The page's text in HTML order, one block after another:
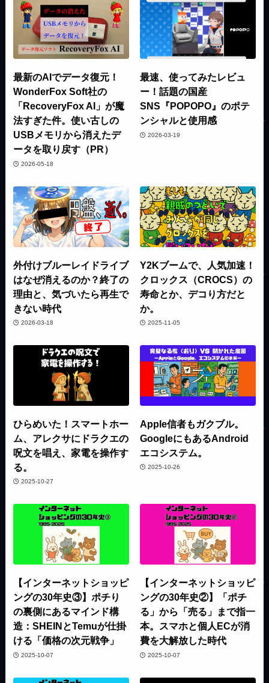
最新のAIでデータ復元！
WonderFox Soft社の
「RecoveryFox AI」が魔
法すぎた件。使い古しの
USBメモリから消えたデ
ータを取り戻す（PR）
2026-05-18
最速、使ってみたレビュ
ー！話題の国産
SNS『POPOPO』のポテ
ンシャルと使用感
2026-03-19
外付けブルーレイドライブ
はなぜ消えるのか？終了の
理由と、気づいたら再生で
きない時代
2026-03-18
Y2Kブームで、人気加速！
クロックス（CROCS）の
寿命とか、デコり方だと
か。
2025-11-05
ひらめいた！スマートホー
ム、アレクサにドラクエの
呪文を唱え、家電を操作す
る。
2025-10-27
Apple信者もガクブル。
GoogleにもあるAndroid
エコシステム。
2025-10-26
【インターネットショッピ
ングの30年史③】ポチり
の裏側にあるマインド構
造：SHEINとTemuが仕掛
ける「価格の次元戦争」
2025-10-07
【インターネットショッピ
ングの30年史②】「ポチ
る」から「売る」まで指一
本。スマホと個人ECが消
費を大解放した時代
2025-10-07